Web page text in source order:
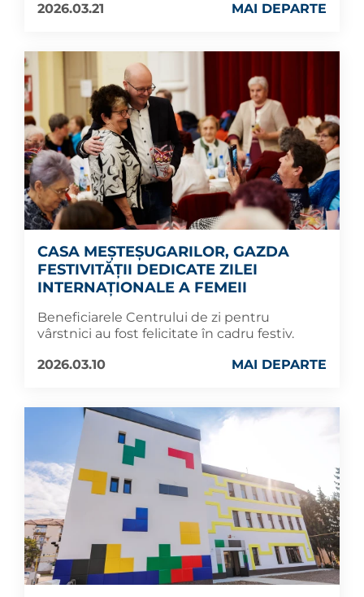
2026.03.21
MAI DEPARTE
CASA MEȘTEȘUGARILOR, GAZDA
FESTIVITĂȚII DEDICATE ZILEI
INTERNAȚIONALE A FEMEII
Beneficiarele Centrului de zi pentru
vârstnici au fost felicitate în cadru festiv.
2026.03.10
MAI DEPARTE